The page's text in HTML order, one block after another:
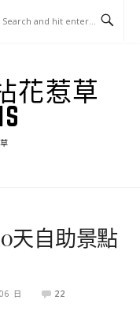
花惹草
天自助景點
日 22